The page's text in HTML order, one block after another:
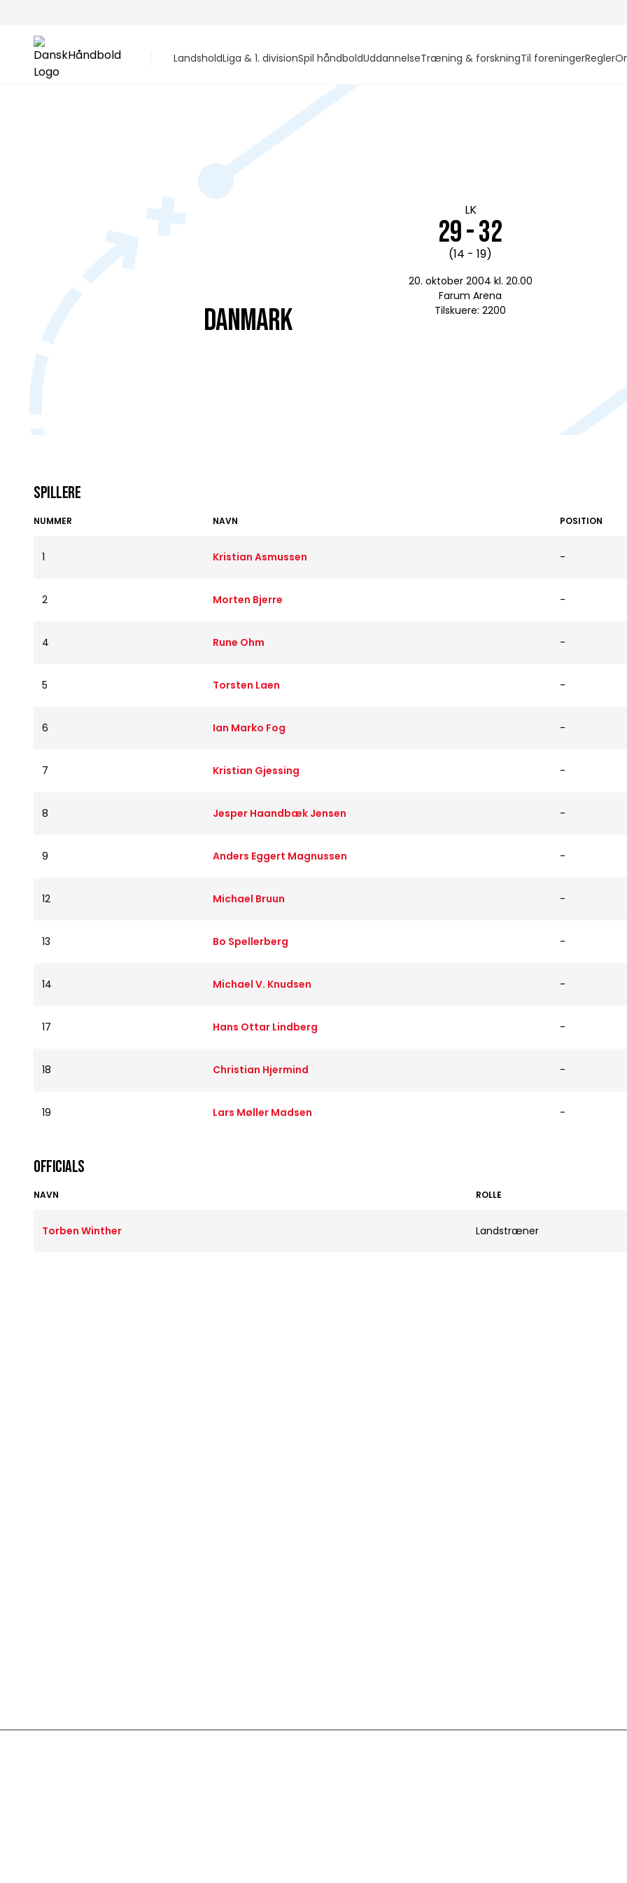
LandsholdLiga & 1. divisionSpil håndboldUddannelseTræning & forskningTil foreningerRegler
DANMARK
LK
29 - 32
(14 - 19)
20. oktober 2004 kl. 20.00
Farum Arena
Tilskuere: 2200
Spillere
NUMMER NAVN POSITION
1 Kristian Asmussen -
2 Morten Bjerre -
4 Rune Ohm -
5 Torsten Laen -
6 Ian Marko Fog -
7 Kristian Gjessing -
8 Jesper Haandbæk Jensen -
9 Anders Eggert Magnussen -
12 Michael Bruun -
13 Bo Spellerberg -
14 Michael V. Knudsen -
17 Hans Ottar Lindberg -
18 Christian Hjermind -
19 Lars Møller Madsen -
OFFICIALS
NAVN ROLLE
Torben Winther Landstræner